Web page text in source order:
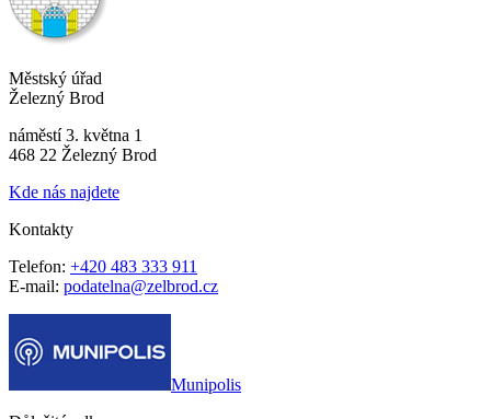
Městský úřad
Železný Brod
náměstí 3. května 1
468 22 Železný Brod
Kde nás najdete
Kontakty
Telefon: +420 483 333 911
E-mail: podatelna@zelbrod.cz
Munipolis